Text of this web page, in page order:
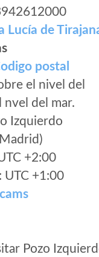
Lucía de
postal
el nivel del
nvel del mar.
Izquierdo
+2:00
UTC +1:00
Pozo